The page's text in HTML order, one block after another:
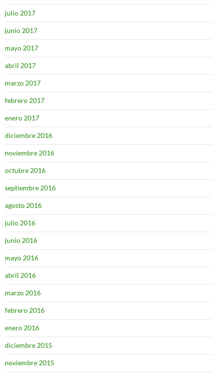
julio 2017
junio 2017
mayo 2017
abril 2017
marzo 2017
febrero 2017
enero 2017
diciembre 2016
noviembre 2016
octubre 2016
septiembre 2016
agosto 2016
julio 2016
junio 2016
mayo 2016
abril 2016
marzo 2016
febrero 2016
enero 2016
diciembre 2015
noviembre 2015